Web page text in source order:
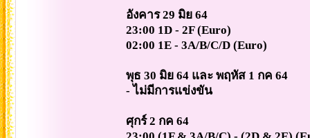
อังคาร 29 มิย 64
23:00 1D - 2F (Euro)
02:00 1E - 3A/B/C/D (Euro)
พุธ 30 มิย 64 และ พฤหัส 1 กค 64
- ไม่มีการแข่งขัน
ศุกร์ 2 กค 64